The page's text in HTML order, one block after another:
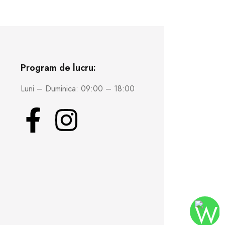
Program de lucru:
Luni – Duminica: 09:00 – 18:00